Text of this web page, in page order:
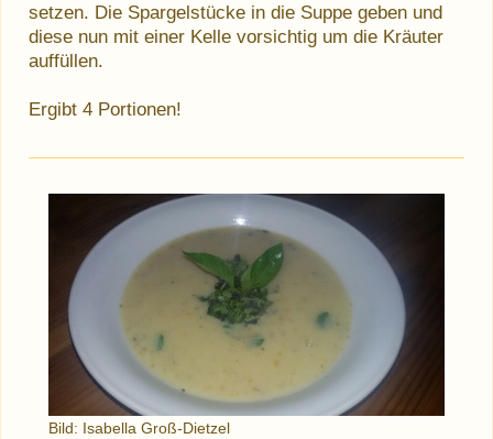
setzen. Die Spargelstücke in die Suppe geben und
diese nun mit einer Kelle vorsichtig um die Kräuter
auffüllen.
Ergibt 4 Portionen!
Bild: Isabella Groß-Dietzel